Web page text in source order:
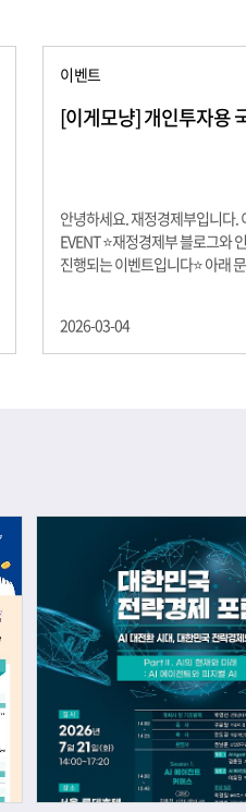
이벤트
[이게모냥] 개인투자용
안녕하세요. 재정경제부입니다.
EVENT ⭐재정경제부 블로그와
진행되는 이벤트입니다⭐ 아래
자용 국채를 3월에는 전월보다 발
억원 확대합니다. 2026년 3월
폰 (60명) 참여.......
2026-03-04